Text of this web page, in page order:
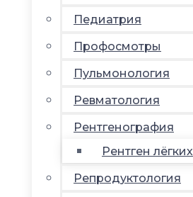
Педиатрия
Профосмотры
Пульмонология
Ревматология
Рентгенография
Рентген лёгких
Репродуктология